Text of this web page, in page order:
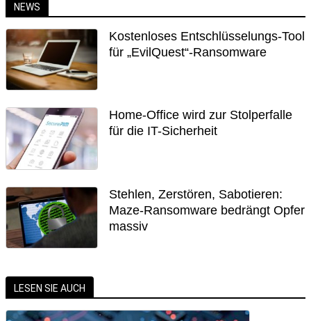
NEWS
Kostenloses Entschlüsselungs-Tool
für „EvilQuest“-Ransomware
Home-Office wird zur Stolperfalle
für die IT-Sicherheit
Stehlen, Zerstören, Sabotieren:
Maze-Ransomware bedrängt Opfer
massiv
LESEN SIE AUCH